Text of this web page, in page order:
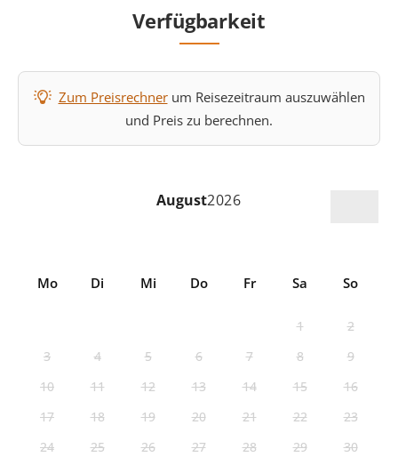
Verfügbarkeit
Zum Preisrechnerum Reisezeitraum auszuwählen
und Preis zu berechnen.
August2026
Mo Di Mi Do Fr Sa So
1
2
3
4 5 6 7 8
9
10
11 12 13 14 15
16
17
18 19 20 21 22
23
24
25 26 27 28 29
30